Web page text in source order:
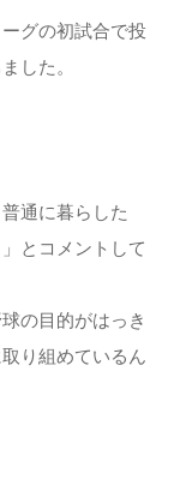
グの初試合で投
した。
通に暮らした
とコメントして
の目的がはっき
り組めているん